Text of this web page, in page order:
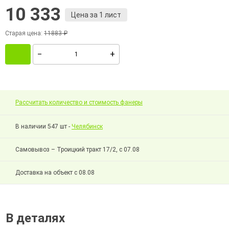
10 333 Цена за 1 лист
Старая цена: 11883 ₽
Рассчитать количество и стоимость фанеры
В наличии 547 шт - Челябинск
Самовывоз – Троицкий тракт 17/2, с 07.08
Доставка на объект с 08.08
В деталях